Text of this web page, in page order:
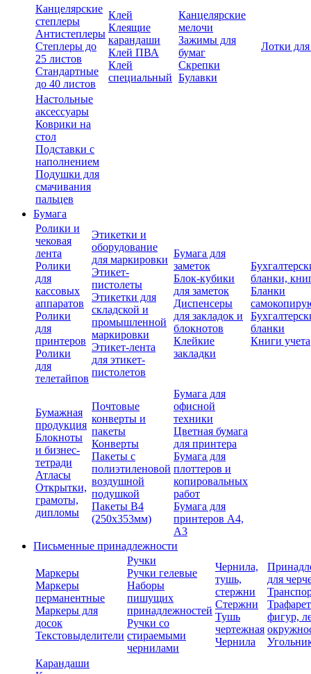
Канцелярские
степлеры
Антистеплеры
Степлеры до
25 листов
Стандартные
до 40 листов
Клей
Клеящие
карандаши
Клей ПВА
Клей
специальный
Канцелярские
мелочи
Зажимы для
бумаг
Скрепки
Булавки
Лотки
Настольные
аксессуары
Коврики на
стол
Подставки с
наполнением
Подушки для
смачивания
пальцев
Бумага
Ролики и
чековая
лента
Ролики
для
кассовых
аппаратов
Ролики
для
принтеров
Ролики
для
телетайпов
Этикетки и
оборудование
для маркировки
Этикет-
пистолеты
Этикетки для
складской и
промышленной
маркировки
Этикет-лента
для этикет-
пистолетов
Бумага для
заметок
Блок-кубики
для заметок
Диспенсеры
для закладок и
блокнотов
Клейкие
закладки
бланки,
Бланки
бланки
Книги учета
Бумажная
продукция
Блокноты
и бизнес-
тетради
Атласы
Открытки,
грамоты,
дипломы
Почтовые
конверты и
пакеты
Конверты
Пакеты с
полиэтиленовой
воздушной
подушкой
Пакеты В4
(250х353мм)
Бумага для
офисной
техники
Цветная бумага
для принтера
Бумага для
плоттеров и
копировальных
работ
Бумага для
принтеров А4,
А3
Письменные принадлежности
Маркеры
Маркеры
перманентные
Маркеры для
досок
Текстовыделители
Ручки
Ручки гелевые
Наборы
пишущих
принадлежностей
Ручки со
стираемыми
чернилами
Чернила,
тушь,
стержни
Стержни
Тушь
чертежная
Чернила
для
фигур,
Карандаши